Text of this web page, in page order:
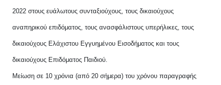
2022 στους ευάλωτους συνταξιούχους, τους δικαιούχους
αναπηρικού επιδόματος, τους ανασφάλιστους υπερήλικες, τους
δικαιούχους Ελάχιστου Εγγυημένου Εισοδήματος και τους
δικαιούχους Επιδόματος Παιδιού.
Μείωση σε 10 χρόνια (από 20 σήμερα) του χρόνου παραγραφής